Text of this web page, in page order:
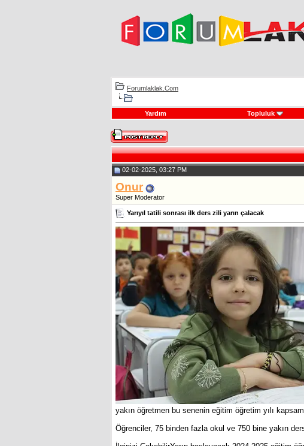
Forumlaklak.Com
Yardım Topluluk
02-02-2025, 03:27 PM
Onur
Super Moderator
Yarıyıl tatili sonrası ilk ders zili yarın çalacak
yakın öğretmen bu senenin eğitim öğretim yılı
Öğrenciler, 75 binden fazla okul ve 750 bine yakın